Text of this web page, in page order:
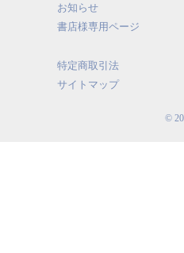
お知らせ
書店様専用ページ
特定商取引法
サイトマップ
©